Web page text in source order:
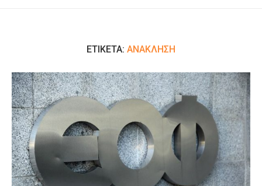
ΕΤΙΚΈΤΑ: ΑΝΑΚΛΗΣΗ